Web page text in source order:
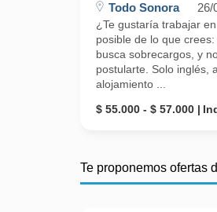
Todo Sonora 26/
¿Te gustaría trabajar
posible de lo que
busca sobrecargos, y
postularte. Solo inglés,
alojamiento ...
$ 55.000 - $ 57.000
Te proponemos ofertas